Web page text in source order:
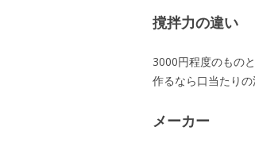
撹拌力の違い
3000円程度のもの
作るなら口当たり
メーカー